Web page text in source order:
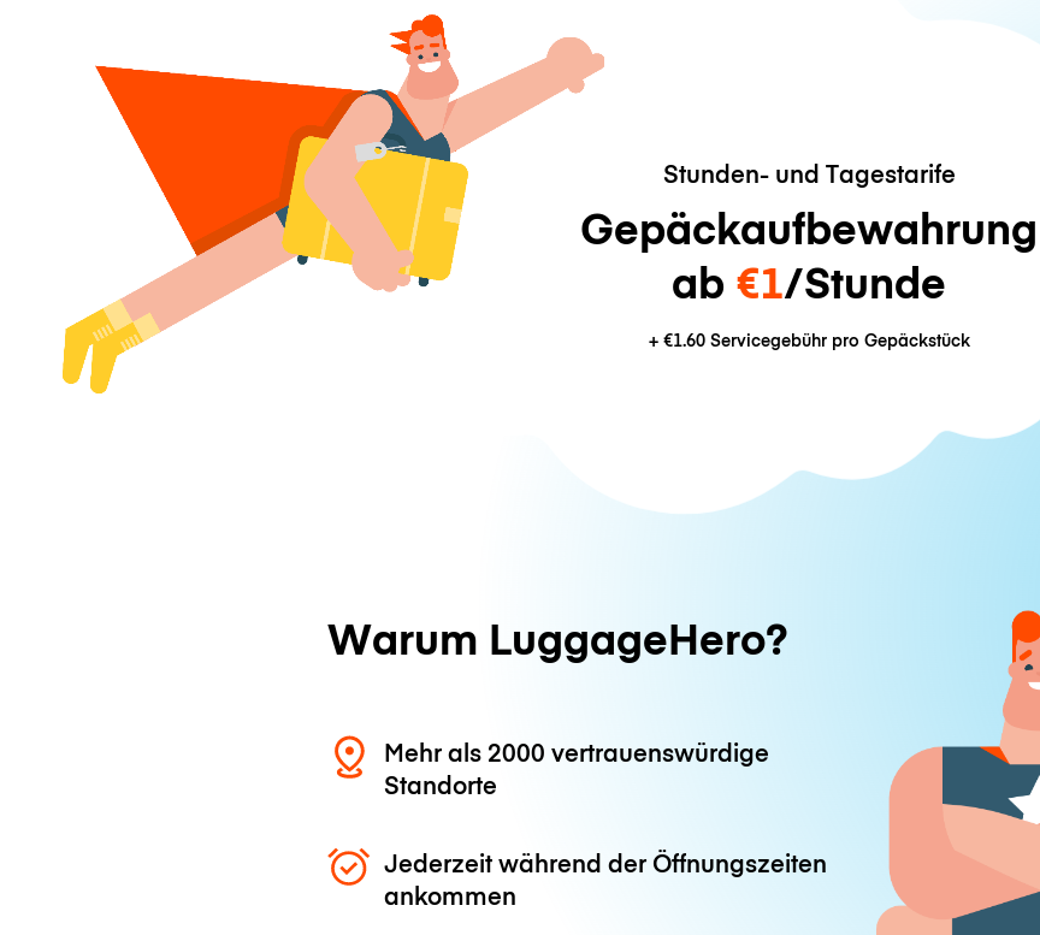
Stunden- und Tagestarife
Gepäckaufbewahrung
ab €1/Stunde
+ €1.60Servicegebühr pro Gepäckstück
Warum LuggageHero?
Mehr als 2000 vertrauenswürdige
Standorte
Jederzeit während der Öffnungszeiten
ankommen